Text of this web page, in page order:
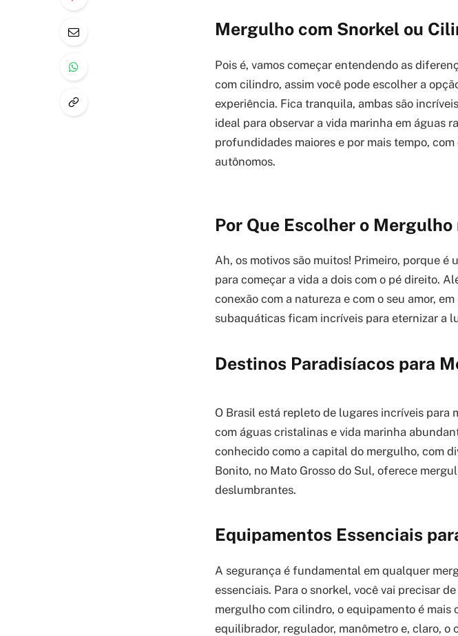
Mergulho com Snorkel ou
Pois é, vamos começar entendendo as
com cilindro, assim você pode escolher a
experiência. Fica tranquila, ambas são
ideal para observar a vida marinha em águas
profundidades maiores e por mais tempo,
autônomos.
Por Que Escolher o Mergulho
Ah, os motivos são muitos! Primeiro, porque
para começar a vida a dois com o pé direito.
conexão com a natureza e com o seu amor,
subaquáticas ficam incríveis para eternizar a
Destinos Paradisíacos para
O Brasil está repleto de lugares incríveis para
com águas cristalinas e vida marinha
conhecido como a capital do mergulho, com
Bonito, no Mato Grosso do Sul, oferece
deslumbrantes.
Equipamentos Essenciais
A segurança é fundamental em qualquer
essenciais. Para o snorkel, você vai precisar
mergulho com cilindro, o equipamento é
equilibrador, regulador, manômetro e, claro, o